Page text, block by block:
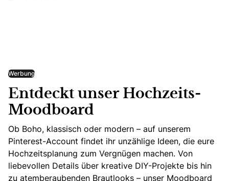
Werbung
Entdeckt unser Hochzeits-
Moodboard
Ob Boho, klassisch oder modern – auf unserem
Pinterest-Account findet ihr unzählige Ideen, die eure
Hochzeitsplanung zum Vergnügen machen. Von
liebevollen Details über kreative DIY-Projekte bis hin
zu atemberaubenden Brautlooks – unser Moodboard